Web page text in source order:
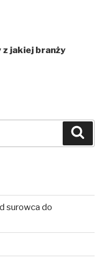
jakiej branży
surowca do